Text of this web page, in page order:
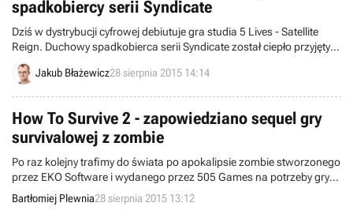
spadkobiercy serii Syndicate
Dziś w dystrybucji cyfrowej debiutuje gra studia 5 Lives - Satellite
Reign. Duchowy spadkobierca serii Syndicate został ciepło przyjęty
przez krytykę i, zdaniem wielu, jest znacznie lepszy niż pierwowzór.
Jakub Błażewicz28 sierpnia 2015 14:14
How To Survive 2 - zapowiedziano sequel gry
survivalowej z zombie
Po raz kolejny trafimy do świata po apokalipsie zombie stworzonego
przez EKO Software i wydanego przez 505 Games na potrzeby gry
How to Survive. Akcja kontynuacji rozegra się parę miesięcy po
wydarzeniach z "jedynki" w amerykańskim stanie Luizjana.
Bartłomiej Plewnia28 sierpnia 2015 13:12